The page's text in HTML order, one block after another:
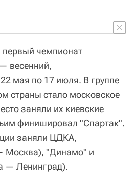
первый чемпионат
весенний,
мая по 17 июля. В группе
страны стало московское
заняли их киевские
финишировал "Спартак".
заняли ЦДКА,
Москва), "Динамо" и
— Ленинград).